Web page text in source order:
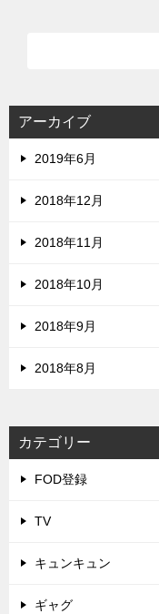
アーカイブ
2019年6月
2018年12月
2018年11月
2018年10月
2018年9月
2018年8月
カテゴリー
FOD登録
TV
キュンキュン
ギャグ